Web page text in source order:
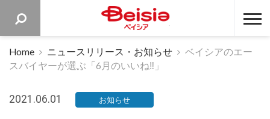
ベイシア
Home ニュースリリース・お知らせ
ベイシアのエー
スバイヤーが選ぶ「6月のいいね‼」
2021.06.01 お知らせ